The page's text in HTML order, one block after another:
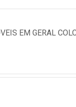
EM GERAL